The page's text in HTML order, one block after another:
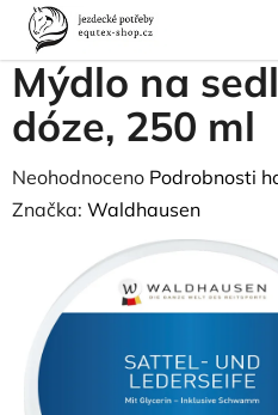
Přejít
obsah
Domů
Pro koně
Mýdlo na
dóze, 250 ml
Průměrné
hodnocení
hvězdiček.
Neohodnoceno Podrobnosti
Značka: Waldhausen